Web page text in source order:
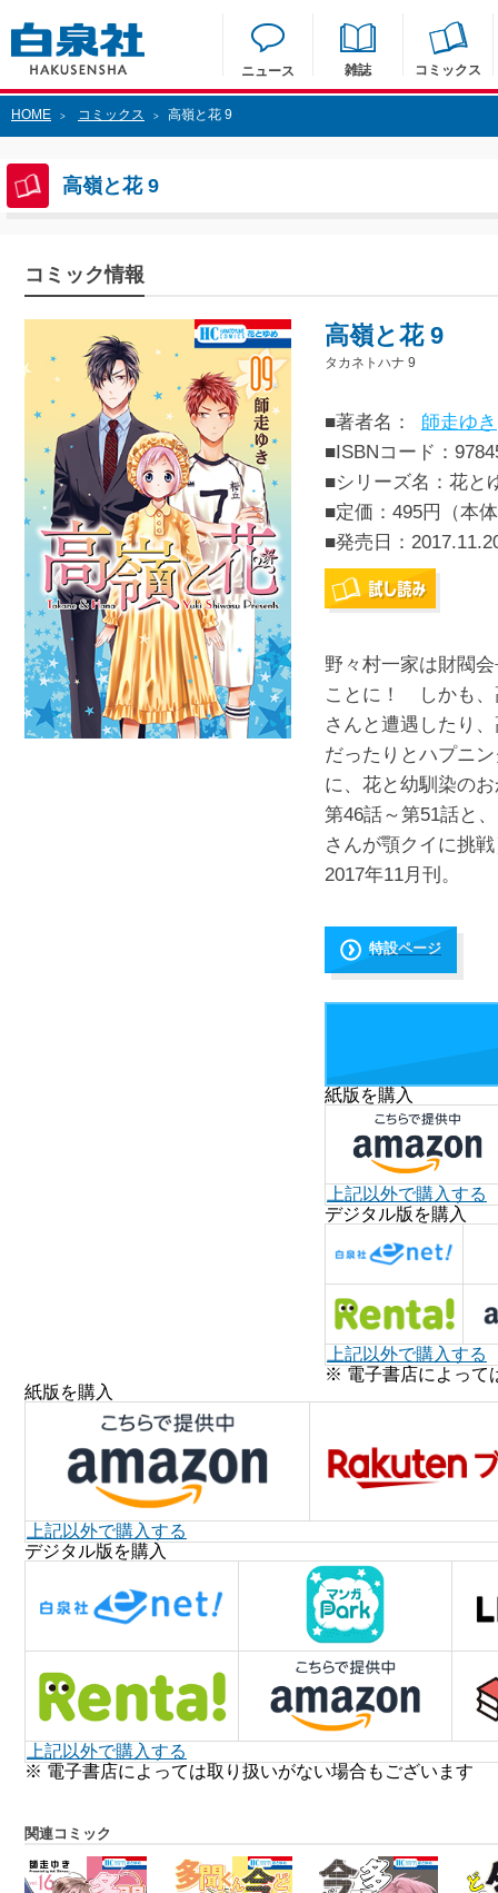
ニュース 雑誌 コミックス
HOME > コミックス > 高嶺と花 9
高嶺と花 9
コミック情報
高嶺と花 9
タカネトハナ 9
■著者名：
師走ゆき
■ISBNコード：
■シリーズ名：花と
■定価：495円（本
■発売日：
野々村一家は財閥
ことに！ しかも
さんと遭遇したり
だったりとハプニ
に、花と幼馴染の
第46話～第51話と
さんが顎クイに挑
2017年11月刊。
特設ページ
紙版を購入
上記以外で購入する
デジタル版を購入
上記以外で購入する
※ 電子書店によって
紙版を購入
上記以外で購入する
デジタル版を購入
上記以外で購入する
※ 電子書店によっては取り扱いがない場合もございます
関連コミック